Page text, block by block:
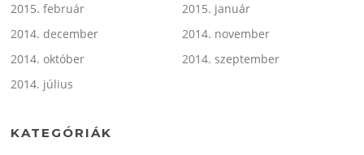
2015. február
2015. január
2014. december
2014. november
2014. október
2014. szeptember
2014. július
KATEGÓRIÁK